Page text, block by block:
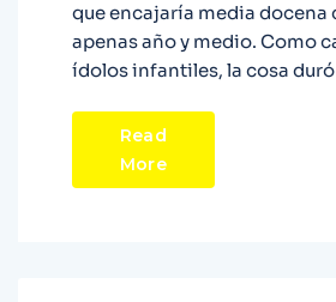
que encajaría media docena
apenas año y medio. Como
ídolos infantiles, la cosa
Read
More